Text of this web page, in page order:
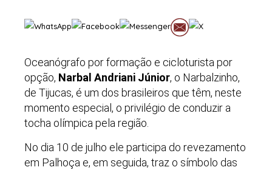
Oceanógrafo por formação e cicloturista por
opção, Narbal Andriani Júnior, o Narbalzinho,
de Tijucas, é um dos brasileiros que têm, neste
momento especial, o privilégio de conduzir a
tocha olímpica pela região.
No dia 10 de julho ele participa do revezamento
em Palhoça e, em seguida, traz o símbolo das